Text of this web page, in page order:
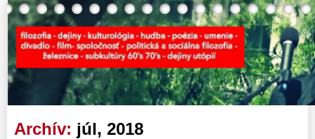
Najkomentovanejšie články
Zoznam blogov
Komerčné blogy
Archív: júl, 2018